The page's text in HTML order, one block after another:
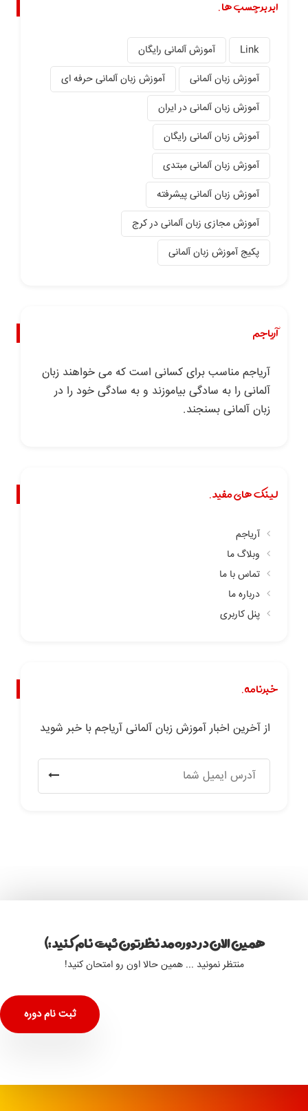
ابر برچسب ها.
Link
آموزش آلمانی رایگان
آموزش زبان آلمانی
آموزش زبان آلمانی حرفه ای
آموزش زبان آلمانی در ایران
آموزش زبان آلمانی رایگان
آموزش زبان آلمانی مبتدی
آموزش زبان آلمانی پیشرفته
آموزش مجازی زبان آلمانی در کرج
پکیج آموزش زبان آلمانی
آریاجم
آریاجم مناسب برای کسانی است که می خواهند زبان
آلمانی را به سادگی بیاموزند و به سادگی خود را در
زبان آلمانی بسنجند.
لینک های مفید.
آریاجم
وبلاگ ما
تماس با ما
درباره ما
پنل کاربری
خبرنامه.
از آخرین اخبار آموزش زبان آلمانی آریاجم با خبر شوید
همین الان در دوره مد نظرتون ثبت نام کنید :)
منتظر نمونید ... همین حالا اون رو امتحان کنید!
ثبت نام دوره